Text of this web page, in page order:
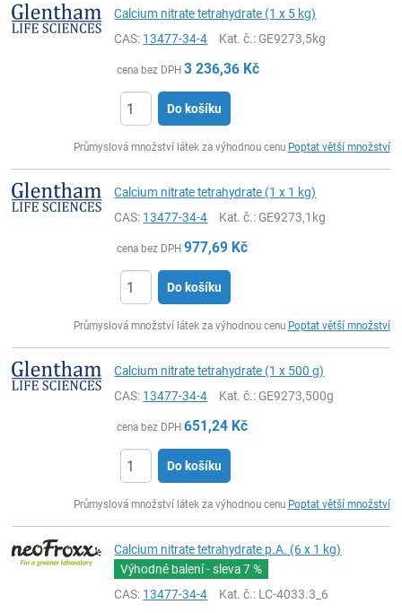
Calcium nitrate tetrahydrate (1 x 5 kg)
CAS: 13477-34-4 Kat. č.: GE9273,5kg
cena bez DPH 3 236,36 Kč
Do košíku
Průmyslová množství látek za výhodnou cenu Poptat větší množství
Calcium nitrate tetrahydrate (1 x 1 kg)
CAS: 13477-34-4 Kat. č.: GE9273,1kg
cena bez DPH 977,69 Kč
Do košíku
Průmyslová množství látek za výhodnou cenu Poptat větší množství
Calcium nitrate tetrahydrate (1 x 500 g)
CAS: 13477-34-4 Kat. č.: GE9273,500g
cena bez DPH 651,24 Kč
Do košíku
Průmyslová množství látek za výhodnou cenu Poptat větší množství
Calcium nitrate tetrahydrate p.A. (6 x 1 kg)
Výhodné balení - sleva7 %
CAS: 13477-34-4 Kat. č.: LC-4033.3_6